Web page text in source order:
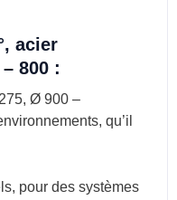
acier
800 :
Ø 900 –
qu’il
pour des systèmes